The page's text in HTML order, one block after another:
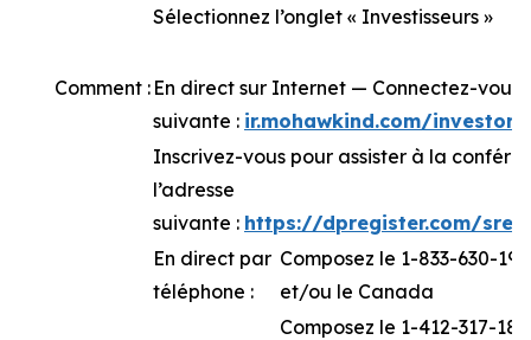
Sélectionnez l’onglet « Investisseurs »
Comment : En direct sur Internet — Connectez-vous
suivante : ir.mohawkind.com/investor-
Inscrivez-vous pour assister à la
l’adresse
suivante : https://dpregister.com/
En direct par
téléphone :
Composez le 1-833-630-
et/ou le Canada
Composez le 1-412-317-